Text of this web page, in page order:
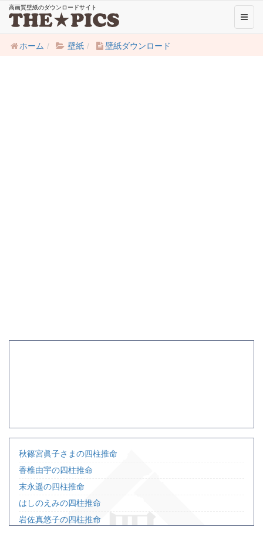
高画質壁紙のダウンロードサイト
ホーム
壁紙 壁紙ダウンロード
秋篠宮眞子さまの四柱推命
香椎由宇の四柱推命
末永遥の四柱推命
はしのえみの四柱推命
岩佐真悠子の四柱推命